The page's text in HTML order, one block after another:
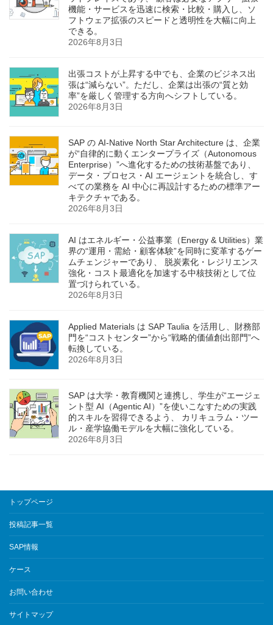
機能・サービスを迅速に検索・比較・購入し、ソ
フトウェア拡張のスピードと透明性を大幅に向上
できる。
2026年8月3日
出張コストが上昇する中でも、企業のビジネス出
張は“減らない”。ただし、企業は出張の“質と効
率”を厳しく管理する方向へシフトしている。
2026年8月3日
SAP の AI‑Native North Star Architecture は、企業
が“自律的に動くエンタープライズ（Autonomous
Enterprise）”へ進化するための技術基盤であり、
データ・プロセス・AI エージェントを統合し、す
べての業務を AI 中心に再設計するための標準アー
キテクチャである。
2026年8月3日
AI はエネルギー・公益事業（Energy & Utilities）業
界の“運用・需給・顧客体験”を同時に変革するゲー
ムチェンジャーであり、 脱炭素化・レジリエンス
強化・コスト最適化を加速する中核技術として位
置づけられている。
2026年8月3日
Applied Materials は SAP Taulia を活用し、財務部
門を“コストセンター”から“戦略的価値創出部門”へ
転換している。
2026年8月3日
SAP は大学・教育機関と連携し、学生が“エージェ
ント型 AI（Agentic AI）”を使いこなすための実践
的スキルを習得できるよう、 カリキュラム・ツー
ル・産学協働モデルを大幅に強化している。
2026年8月3日
トップページ
投稿記事一覧
SAP情報
ケース
お問い合わせ
サイトマップ